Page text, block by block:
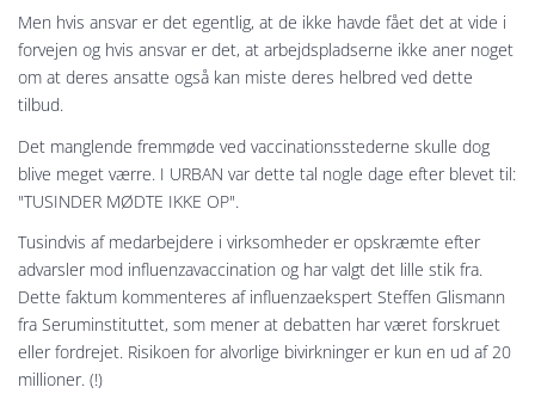
Men hvis ansvar er det egentlig, at de ikke havde fået det at vide i
forvejen og hvis ansvar er det, at arbejdspladserne ikke aner noget
om at deres ansatte også kan miste deres helbred ved dette
tilbud.
Det manglende fremmøde ved vaccinationsstederne skulle dog
blive meget værre. I URBAN var dette tal nogle dage efter blevet til:
"TUSINDER MØDTE IKKE OP".
Tusindvis af medarbejdere i virksomheder er opskræmte efter
advarsler mod influenzavaccination og har valgt det lille stik fra.
Dette faktum kommenteres af influenzaekspert Steffen Glismann
fra Seruminstituttet, som mener at debatten har været forskruet
eller fordrejet. Risikoen for alvorlige bivirkninger er kun en ud af 20
millioner. (!)